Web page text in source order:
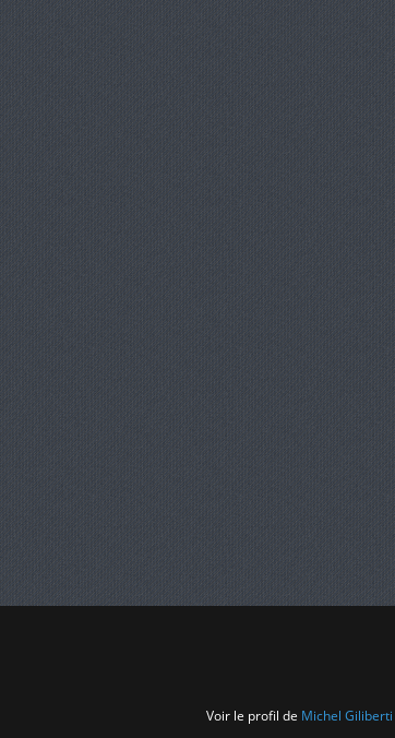
Voir le profil de Michel Giliberti